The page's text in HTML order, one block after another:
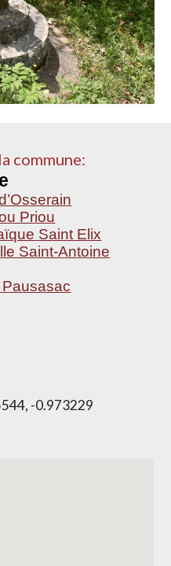
commune:
Priou
Saint Elix
Saint-Antoine
-0.973229